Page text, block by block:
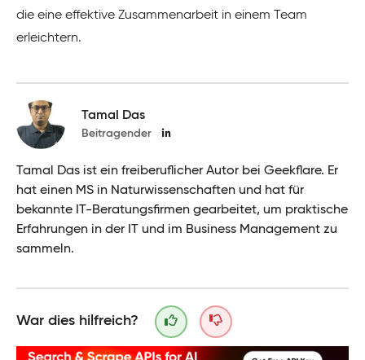
die eine effektive Zusammenarbeit in einem Team
erleichtern.
Tamal Das
Beitragender
Tamal Das ist ein freiberuflicher Autor bei Geekflare. Er
hat einen MS in Naturwissenschaften und hat für
bekannte IT-Beratungsfirmen gearbeitet, um praktische
Erfahrungen in der IT und im Business Management zu
sammeln.
War dies hilfreich?